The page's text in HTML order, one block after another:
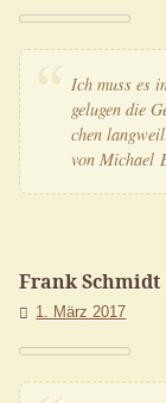
Ich muss es
gelu­gen die
chen
von Micha­el
Frank Schmidt
1. März 2017